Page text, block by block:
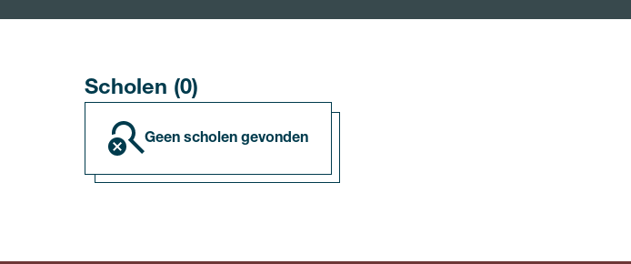
Scholen (0)
geen scholen gevonden